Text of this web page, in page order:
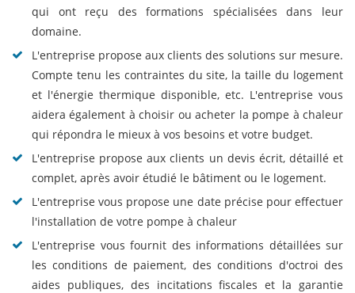
qui ont reçu des formations spécialisées dans leur
domaine.
L'entreprise propose aux clients des solutions sur mesure.
Compte tenu les contraintes du site, la taille du logement
et l'énergie thermique disponible, etc. L'entreprise vous
aidera également à choisir ou acheter la pompe à chaleur
qui répondra le mieux à vos besoins et votre budget.
L'entreprise propose aux clients un devis écrit, détaillé et
complet, après avoir étudié le bâtiment ou le logement.
L'entreprise vous propose une date précise pour effectuer
l'installation de votre pompe à chaleur
L'entreprise vous fournit des informations détaillées sur
les conditions de paiement, des conditions d'octroi des
aides publiques, des incitations fiscales et la garantie